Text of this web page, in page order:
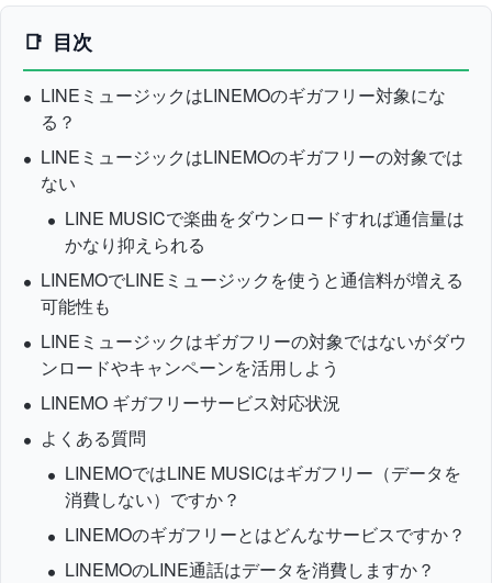
目次
LINEミュージックはLINEMOのギガフリー対象にな
る？
LINEミュージックはLINEMOのギガフリーの対象では
ない
LINE MUSICで楽曲をダウンロードすれば通信量は
かなり抑えられる
LINEMOでLINEミュージックを使うと通信料が増える
可能性も
LINEミュージックはギガフリーの対象ではないがダウ
ンロードやキャンペーンを活用しよう
LINEMO ギガフリーサービス対応状況
よくある質問
LINEMOではLINE MUSICはギガフリー（データを
消費しない）ですか？
LINEMOのギガフリーとはどんなサービスですか？
LINEMOのLINE通話はデータを消費しますか？